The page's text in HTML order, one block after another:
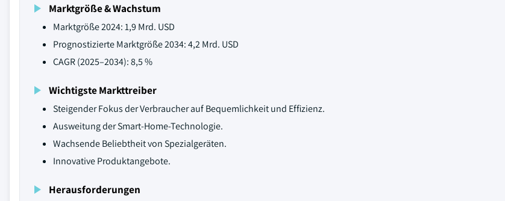
Marktgröße & Wachstum
Marktgröße 2024: 1,9 Mrd. USD
Prognostizierte Marktgröße 2034: 4,2 Mrd. USD
CAGR (2025–2034): 8,5 %
Wichtigste Markttreiber
Steigender Fokus der Verbraucher auf Bequemlichkeit und Effizienz.
Ausweitung der Smart-Home-Technologie.
Wachsende Beliebtheit von Spezialgeräten.
Innovative Produktangebote.
Herausforderungen